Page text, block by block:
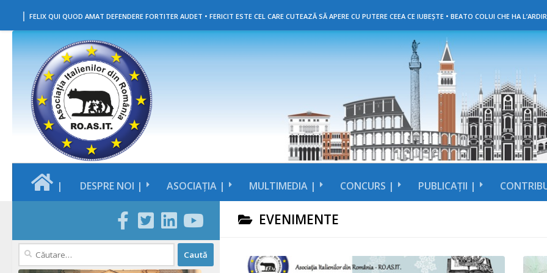
Skip to content
| FELIX QUI QUOD AMAT DEFENDERE FORTITER AUDET • FERICIT ESTE CEL CARE CUTEAZĂ SĂ APERE CU PUTERE CEEA CE IUBEȘTE • BEATO COLUI CHE HA
| DESPRE NOI | ASOCIAȚIA | MULTIMEDIA | CONCURS | PUBLICAȚII |
EVENIMENTE
Caută